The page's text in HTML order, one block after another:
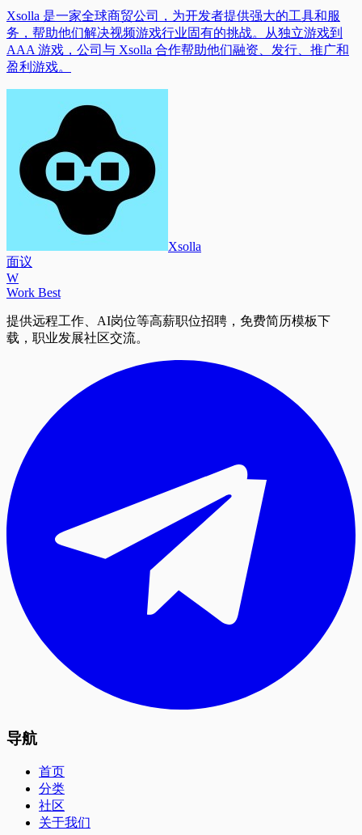
Xsolla 是一家全球商贸公司，为开发者提供强大的工具和服
务，帮助他们解决视频游戏行业固有的挑战。从独立游戏到
AAA 游戏，公司与 Xsolla 合作帮助他们融资、发行、推广和
盈利游戏。
Xsolla
面议
W
Work Best
提供远程工作、AI岗位等高薪职位招聘，免费简历模板下
载，职业发展社区交流。
导航
首页
分类
社区
关于我们